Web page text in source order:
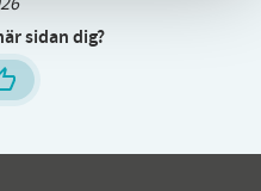
sidan dig?